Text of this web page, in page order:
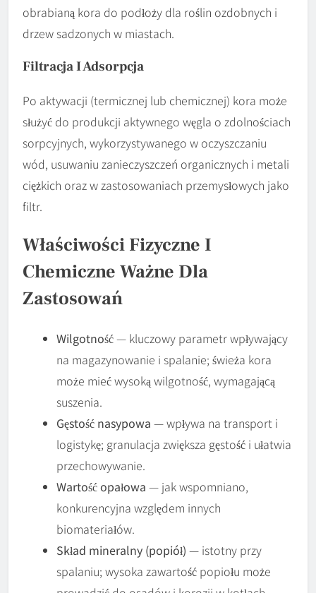
obrabianą kora do podłoży dla roślin ozdobnych i
drzew sadzonych w miastach.
Filtracja I Adsorpcja
Po aktywacji (termicznej lub chemicznej) kora może
służyć do produkcji aktywnego węgla o zdolnościach
sorpcyjnych, wykorzystywanego w oczyszczaniu
wód, usuwaniu zanieczyszczeń organicznych i metali
ciężkich oraz w zastosowaniach przemysłowych jako
filtr.
Właściwości Fizyczne I
Chemiczne Ważne Dla
Zastosowań
Wilgotność— kluczowy parametr wpływający
na magazynowanie i spalanie; świeża kora
może mieć wysoką wilgotność, wymagającą
suszenia.
Gęstość nasypowa — wpływa na transport i
logistykę; granulacja zwiększa gęstość i ułatwia
przechowywanie.
Wartość opałowa — jak wspomniano,
konkurencyjna względem innych
biomateriałów.
Skład mineralny (popiół) — istotny przy
spalaniu; wysoka zawartość popiołu może